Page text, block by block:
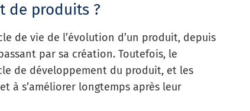
de produits ?
de vie de l’évolution d’un produit, depuis
par sa création. Toutefois, le
de développement du produit, et les
à s’améliorer longtemps après leur